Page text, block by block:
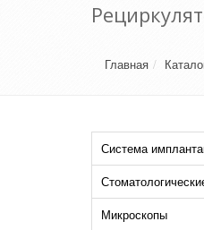
Главная
Система
Микроскопы